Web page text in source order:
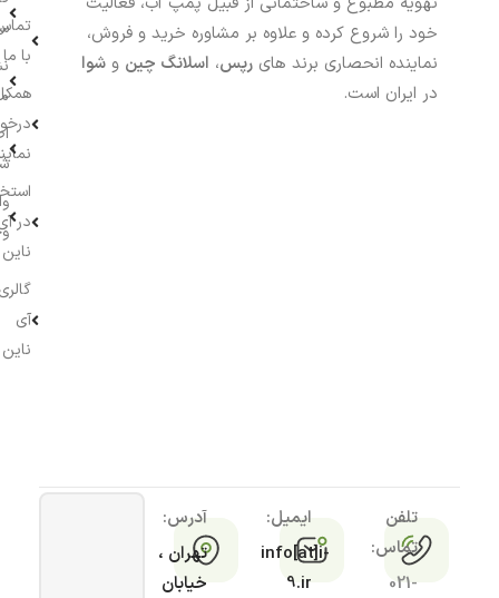
خود را شروع کرده و علاوه بر مشاوره خرید و فروش،
نماینده انحصاری برند های رپس، اسلانگ چین و شوا
در ایران است.
با ما
در
ناین
آی
ناین
تلفن
تماس:
021-
ایمیل:
info[at]i-
9.ir
آدرس:
تهران ،
خیابان